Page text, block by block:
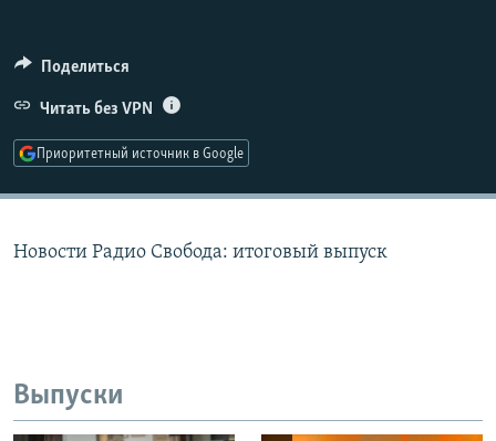
ПОДПИШИТЕСЬ НА РАССЫЛКУ
СОЦИАЛЬНЫЕ СЕТИ
Поделиться
Читать без VPN
Приоритетный источник в Google
Новости Радио Свобода: итоговый выпуск
Выпуски